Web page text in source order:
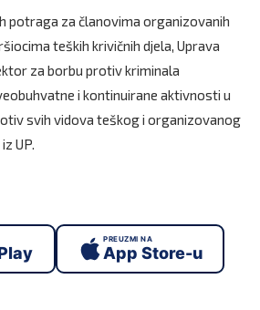
potraga za članovima organizovanih
teških krivičnih djela, Uprava
za borbu protiv kriminala
i kontinuirane aktivnosti u
svih vidova teškog i organizovanog
UP.
PREUZMI NA
App Store-u